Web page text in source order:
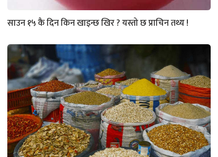
साउन १५ कै दिन किन खाइन्छ खिर ? यस्तो छ प्राचिन तथ्य !